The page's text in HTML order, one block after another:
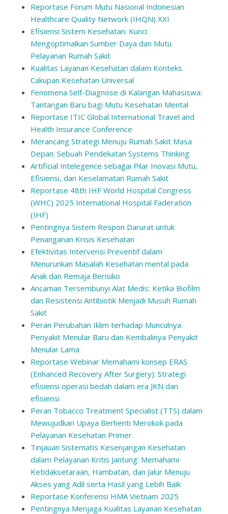
Reportase Forum Mutu Nasional Indonesian
Healthcare Quality Network (IHQN) XXI
Efisiensi Sistem Kesehatan: Kunci
Mengoptimalkan Sumber Daya dan Mutu
Pelayanan Rumah Sakit
Kualitas Layanan Kesehatan dalam Konteks
Cakupan Kesehatan Universal
Fenomena Self-Diagnose di Kalangan Mahasiswa:
Tantangan Baru bagi Mutu Kesehatan Mental
Reportase ITIC Global International Travel and
Health Insurance Conference
Merancang Strategi Menuju Rumah Sakit Masa
Depan: Sebuah Pendekatan Systems Thinking
Artificial Intelegence sebagai Pilar Inovasi Mutu,
Efisiensi, dan Keselamatan Rumah Sakit
Reportase 48th IHF World Hospital Congress
(WHC) 2025 International Hospital Faderation
(IHF)
Pentingnya Sistem Respon Darurat untuk
Penanganan Krisis Kesehatan
Efektivitas Intervensi Preventif dalam
Menurunkan Masalah Kesehatan mental pada
Anak dan Remaja Berisiko
Ancaman Tersembunyi Alat Medis: Ketika Biofilm
dan Resistensi Antibiotik Menjadi Musuh Rumah
Sakit
Peran Perubahan Iklim terhadap Munculnya
Penyakit Menular Baru dan Kembalinya Penyakit
Menular Lama
Reportase Webinar Memahami konsep ERAS
(Enhanced Recovery After Surgery): Strategi
efisiensi operasi bedah dalam era JKN dan
efisiensi
Peran Tobacco Treatment Specialist (TTS) dalam
Mewujudkan Upaya Berhenti Merokok pada
Pelayanan Kesehatan Primer
Tinjauan Sistematis Kesenjangan Kesehatan
dalam Pelayanan Kritis Jantung: Memahami
Ketidaksetaraan, Hambatan, dan Jalur Menuju
Akses yang Adil serta Hasil yang Lebih Baik
Reportase Konferensi HMA Vietnam 2025
Pentingnya Menjaga Kualitas Layanan Kesehatan